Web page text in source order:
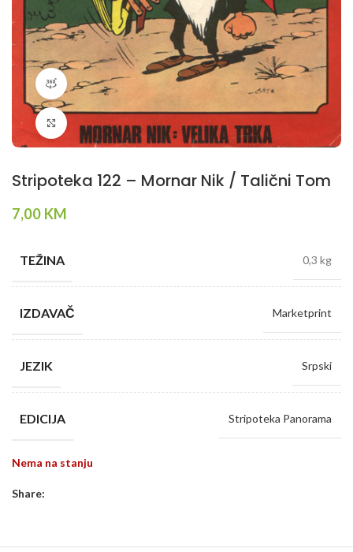
360 product view
Klikni da povečaš
Stripoteka 122 – Mornar Nik / Talični Tom
7,00 KM
TEŽINA 0,3 kg
IZDAVAČ Marketprint
JEZIK Srpski
EDICIJA Stripoteka Panorama
Nema na stanju
Share: